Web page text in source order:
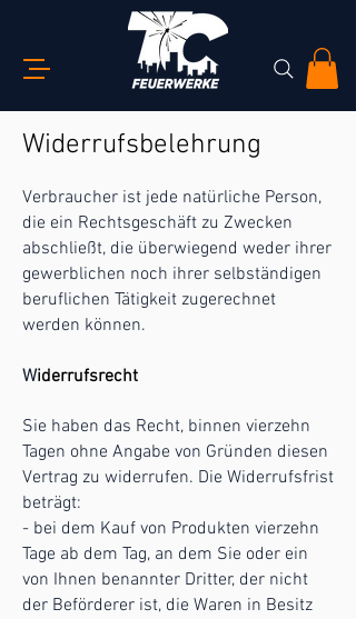
Widerrufsbelehrung
Verbraucher ist jede natürliche Person,
die ein Rechtsgeschäft zu Zwecken
abschließt, die überwiegend weder ihrer
gewerblichen noch ihrer selbständigen
beruflichen Tätigkeit zugerechnet
werden können.
Widerrufsrecht
Sie haben das Recht, binnen vierzehn
Tagen ohne Angabe von Gründen diesen
Vertrag zu widerrufen. Die Widerrufsfrist
beträgt:
- bei dem Kauf von Produkten vierzehn
Tage ab dem Tag, an dem Sie oder ein
von Ihnen benannter Dritter, der nicht
der Beförderer ist, die Waren in Besitz